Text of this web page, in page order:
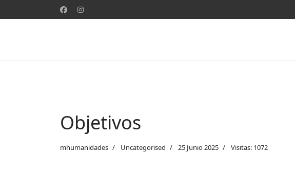
Objetivos
mhumanidades Uncategorised 25 Junio 2025 Visitas: 1072